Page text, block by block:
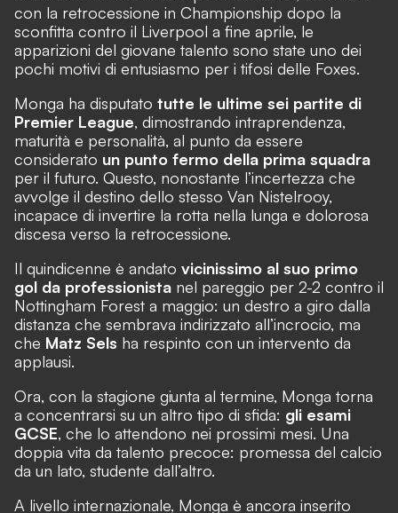
con la retrocessione in Championship dopo la
sconfitta contro il Liverpool a fine aprile, le
apparizioni del giovane talento sono state uno dei
pochi motivi di entusiasmo per i tifosi delle Foxes.
Monga ha disputato tutte le ultime sei partite di
Premier League, dimostrando intraprendenza,
maturità e personalità, al punto da essere
considerato un punto fermo della prima squadra
per il futuro. Questo, nonostante l’incertezza che
avvolge il destino dello stesso Van Nistelrooy,
incapace di invertire la rotta nella lunga e dolorosa
discesa verso la retrocessione.
Il quindicenne è andato vicinissimo al suo primo
gol da professionista nel pareggio per 2-2 contro il
Nottingham Forest a maggio: un destro a giro dalla
distanza che sembrava indirizzato all’incrocio, ma
che Matz Sels ha respinto con un intervento da
applausi.
Ora, con la stagione giunta al termine, Monga torna
a concentrarsi su un altro tipo di sfida: gli esami
GCSE, che lo attendono nei prossimi mesi. Una
doppia vita da talento precoce: promessa del calcio
da un lato, studente dall’altro.
A livello internazionale, Monga è ancora inserito